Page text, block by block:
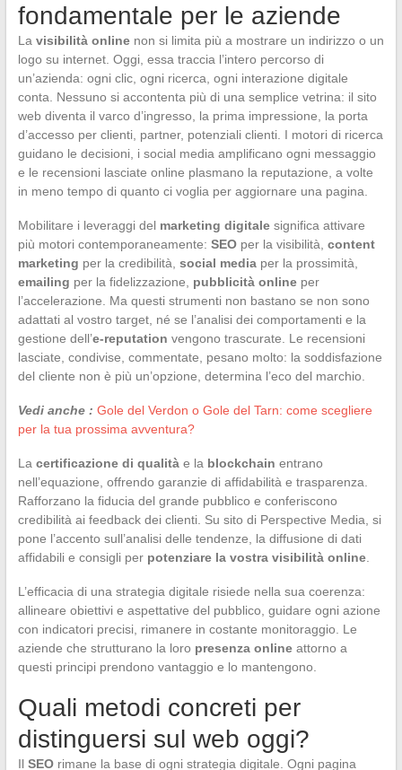
fondamentale per le aziende
La visibilità onlinenon si limita più a mostrare un indirizzo o un
logo su internet. Oggi, essa traccia l’intero percorso di
un’azienda: ogni clic, ogni ricerca, ogni interazione digitale
conta. Nessuno si accontenta più di una semplice vetrina: il sito
web diventa il varco d’ingresso, la prima impressione, la porta
d’accesso per clienti, partner, potenziali clienti. I motori di ricerca
guidano le decisioni, i social media amplificano ogni messaggio
e le recensioni lasciate online plasmano la reputazione, a volte
in meno tempo di quanto ci voglia per aggiornare una pagina.
Mobilitare i leveraggi del marketing digitalesignifica attivare
più motori contemporaneamente: SEOper la visibilità, content
marketing per la credibilità, social mediaper la prossimità,
emailing per la fidelizzazione, pubblicità onlineper
l’accelerazione. Ma questi strumenti non bastano se non sono
adattati al vostro target, né se l’analisi dei comportamenti e la
gestione dell’e-reputation vengono trascurate. Le recensioni
lasciate, condivise, commentate, pesano molto: la soddisfazione
del cliente non è più un’opzione, determina l’eco del marchio.
Vedi anche : Gole del Verdon o Gole del Tarn: come scegliere
per la tua prossima avventura?
La certificazione di qualitàe la blockchain entrano
nell’equazione, offrendo garanzie di affidabilità e trasparenza.
Rafforzano la fiducia del grande pubblico e conferiscono
credibilità ai feedback dei clienti. Su sito di Perspective Media, si
pone l’accento sull’analisi delle tendenze, la diffusione di dati
affidabili e consigli per potenziare la vostra visibilità online.
L’efficacia di una strategia digitale risiede nella sua coerenza:
allineare obiettivi e aspettative del pubblico, guidare ogni azione
con indicatori precisi, rimanere in costante monitoraggio. Le
aziende che strutturano la loro presenza onlineattorno a
questi principi prendono vantaggio e lo mantengono.
Quali metodi concreti per
distinguersi sul web oggi?
Il SEOrimane la base di ogni strategia digitale. Ogni pagina